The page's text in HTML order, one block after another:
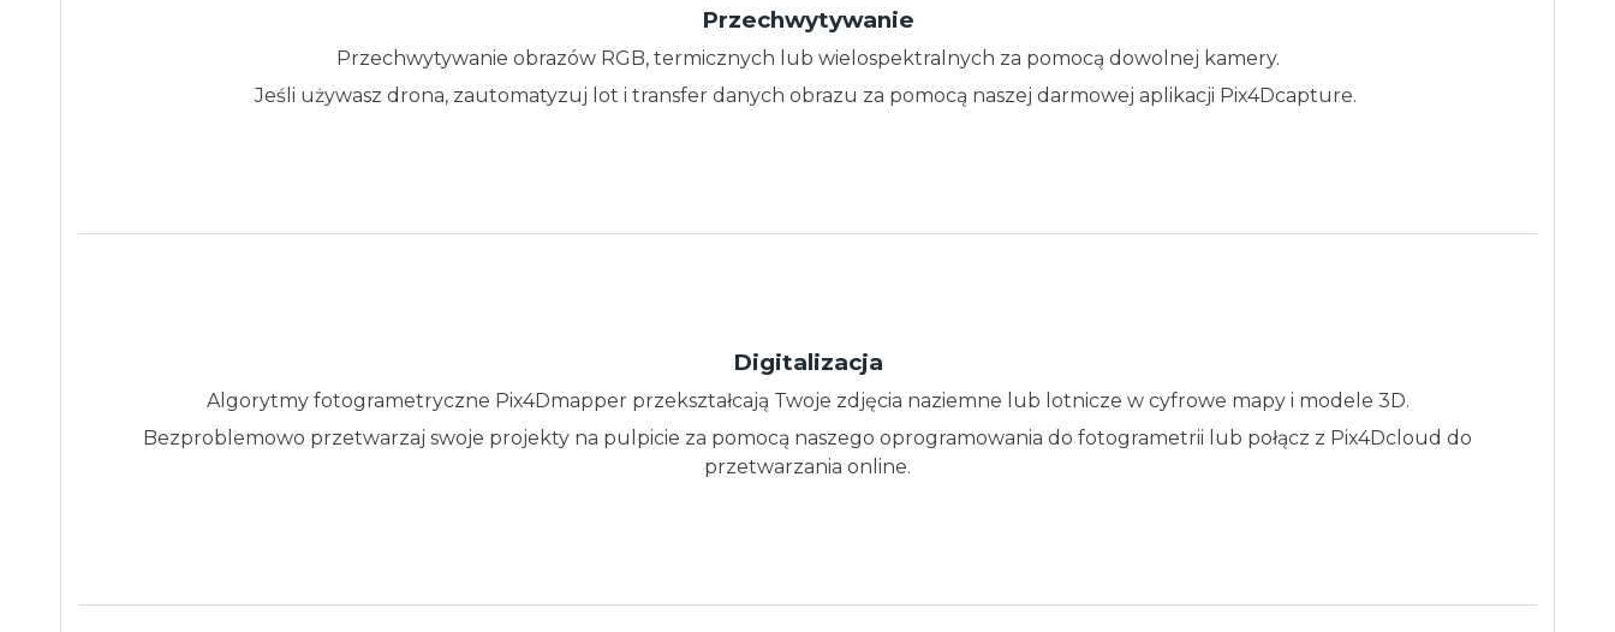
Przechwytywanie
Przechwytywanie obrazów RGB, termicznych lub wielospektralnych za pomocą dowolnej kamery.
Jeśli używasz drona, zautomatyzuj lot i transfer danych obrazu za pomocą naszej darmowej aplikacji Pix4Dcapture.
Digitalizacja
Algorytmy fotogrametryczne Pix4Dmapper przekształcają Twoje zdjęcia naziemne lub lotnicze w cyfrowe mapy i modele 3D.
Bezproblemowo przetwarzaj swoje projekty na pulpicie za pomocą naszego oprogramowania do fotogrametrii lub połącz z Pix4Dcloud do
przetwarzania online.